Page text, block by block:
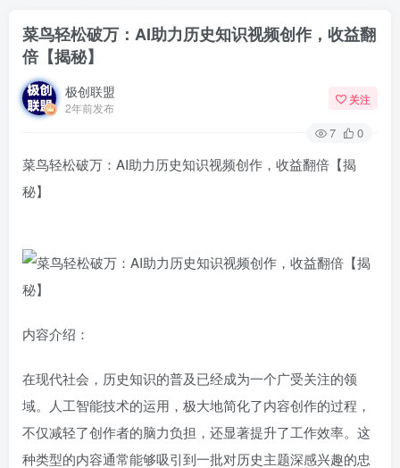
菜鸟轻松破万：AI助力历史知识视频创作，收益翻
倍【揭秘】
极创联盟
2年前发布
关注
7 0
菜鸟轻松破万：AI助力历史知识视频创作，收益翻倍【揭
秘】
内容介绍：
在现代社会，历史知识的普及已经成为一个广受关注的领
域。人工智能技术的运用，极大地简化了内容创作的过程，
不仅减轻了创作者的脑力负担，还显著提升了工作效率。这
种类型的内容通常能够吸引到一批对历史主题深感兴趣的忠